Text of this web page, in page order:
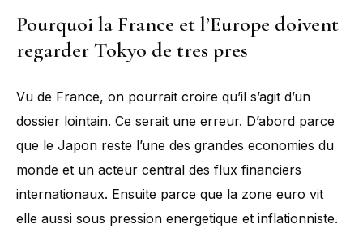
Pourquoi la France et l’Europe doivent
regarder Tokyo de tres pres
Vu de France, on pourrait croire qu’il s’agit d’un
dossier lointain. Ce serait une erreur. D’abord parce
que le Japon reste l’une des grandes economies du
monde et un acteur central des flux financiers
internationaux. Ensuite parce que la zone euro vit
elle aussi sous pression energetique et inflationniste.